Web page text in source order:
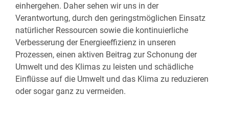
einhergehen. Daher sehen wir uns in der
Verantwortung, durch den geringstmöglichen Einsatz
natürlicher Ressourcen sowie die kontinuierliche
Verbesserung der Energieeffizienz in unseren
Prozessen, einen aktiven Beitrag zur Schonung der
Umwelt und des Klimas zu leisten und schädliche
Einflüsse auf die Umwelt und das Klima zu reduzieren
oder sogar ganz zu vermeiden.